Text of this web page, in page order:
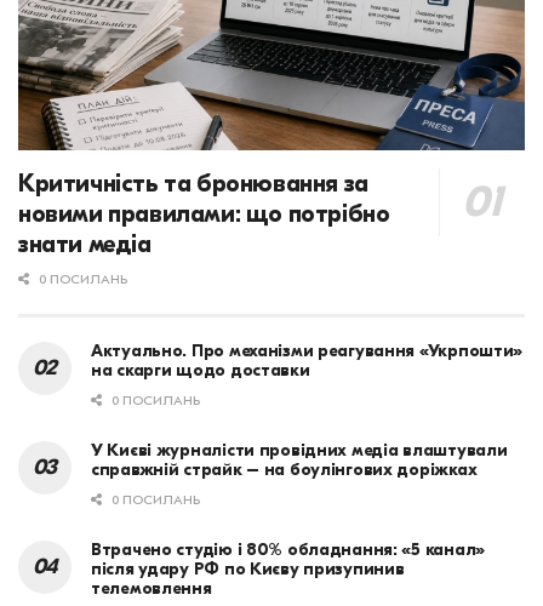
Критичність та бронювання за
новими правилами: що потрібно
знати медіа
0 ПОСИЛАНЬ
Актуально. Про механізми реагування «Укрпошти»
на скарги щодо доставки
0 ПОСИЛАНЬ
У Києві журналісти провідних медіа влаштували
справжній страйк – на боулінгових доріжках
0 ПОСИЛАНЬ
Втрачено студію і 80% обладнання: «5 канал»
після удару РФ по Києву призупинив
телемовлення